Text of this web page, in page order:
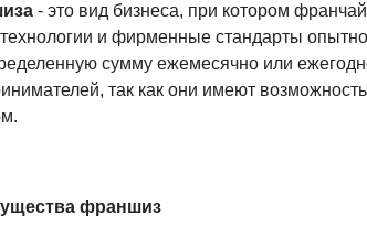
- это вид бизнеса, при котором
и фирменные стандарты
сумму ежемесячно или
так как они имеют
франшиз